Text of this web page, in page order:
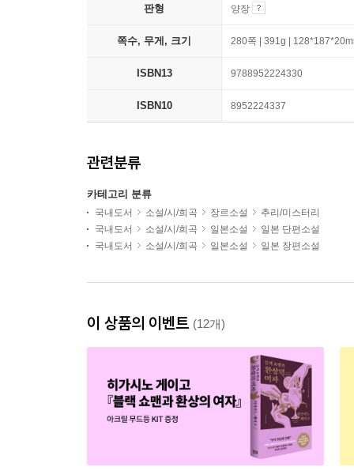
판형 양장
쪽수, 무게, 크기 280쪽 | 391g |
ISBN13 9788952224330
ISBN10 8952224337
관련분류
카테고리 분류
국내도서 소설/시/희곡 장르소설
추리/미스터리
국내도서
소설/시/희곡 일본소설
일본 단편소설
국내도서
소설/시/희곡 일본소설 일본 장편소설
이 상품의 이벤트 (12개)